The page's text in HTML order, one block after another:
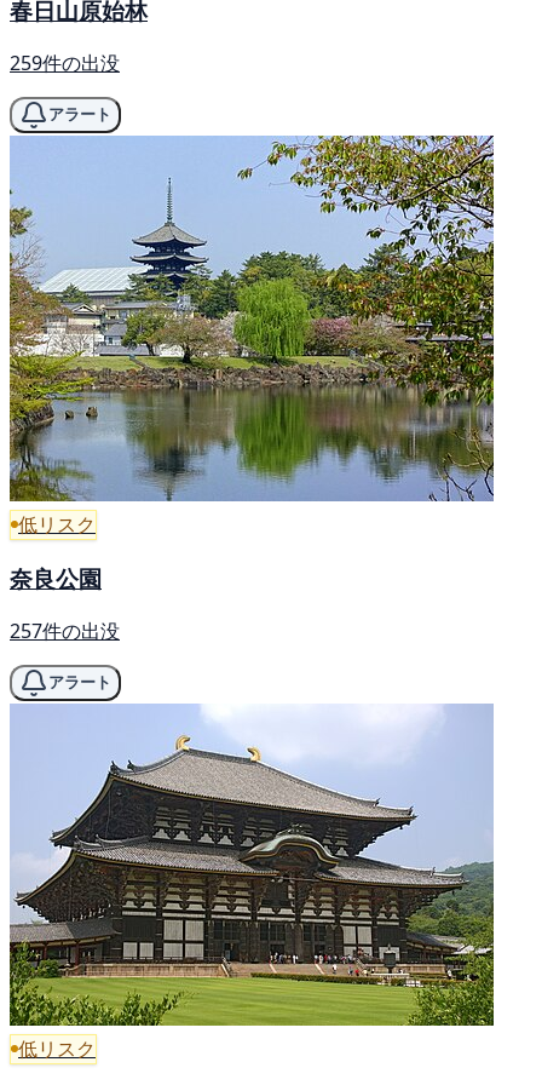
春日山原始林
259件の出没
アラート
低リスク
奈良公園
257件の出没
アラート
低リスク